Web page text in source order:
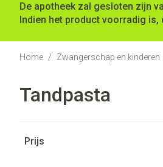
De apotheek zal gesloten zijn
Indien het product voorradig
Home / Zwangerschap en kinderen
Tandpasta
Prijs